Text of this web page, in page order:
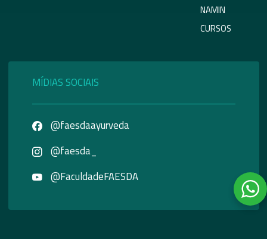
NAMIN
CURSOS
MÍDIAS SOCIAIS
@faesdaayurveda
@faesda_
@FaculdadeFAESDA